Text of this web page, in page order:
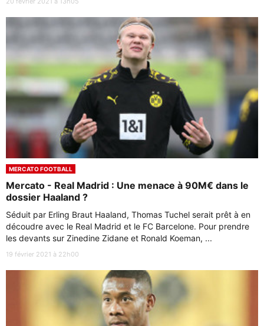
MERCATO FOOTBALL
Mercato - Real Madrid : Une menace à 90M€ dans le
dossier Haaland ?
Séduit par Erling Braut Haaland, Thomas Tuchel serait prêt à en
découdre avec le Real Madrid et le FC Barcelone. Pour prendre
les devants sur Zinedine Zidane et Ronald Koeman, ...
19 février 2021 à 22h00